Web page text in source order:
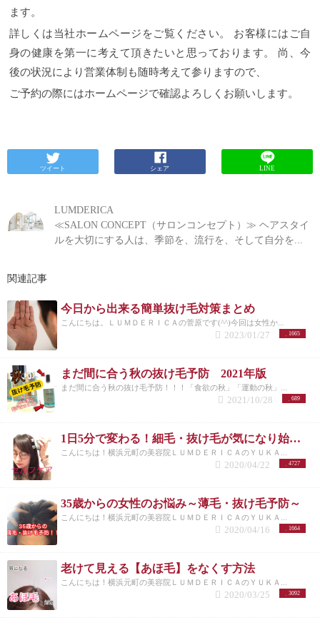
ます。
詳しくは当社ホームページをご覧ください。
お客様にはご自
身の健康を第一に考えて頂きたいと思っております。
尚、今
後の状況により営業体制も随時考えて参りますので、
ご予約の際にはホームページで確認よろしくお願いします。
ツイート シェア LINE
LUMDERICA
≪SALON CONCEPT（サロンコンセプト）≫ ヘアスタイ
ルを大切にする人は、季節を、流行を、そして自分を...
関連記事
今日から出来る簡単抜け毛対策まとめ
こんにちは。ＬＵＭＤＥＲＩＣＡの菅原です(^^)今回は女性か...
1665
2023/01/27
まだ間に合う秋の抜け毛予防 2021年版
まだ間に合う秋の抜け毛予防！！！「食欲の秋」「運動の秋」...
689
2021/10/28
1日5分で変わる！細毛・抜け毛が気になり始めてる方必見！【横浜美容院ラムデリカYUKA】
こんにちは！横浜元町の美容院ＬＵＭＤＥＲＩＣＡのＹＵＫＡ...
4727
2020/04/22
35歳からの女性のお悩み～薄毛・抜け毛予防～
こんにちは！横浜元町の美容院ＬＵＭＤＥＲＩＣＡのＹＵＫＡ...
1664
2020/04/16
老けて見える【あほ毛】をなくす方法
こんにちは！横浜元町の美容院ＬＵＭＤＥＲＩＣＡのＹＵＫＡ...
3092
2020/03/25